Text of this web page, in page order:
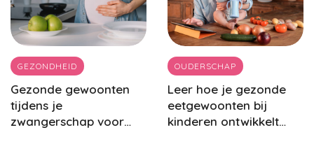
GEZONDHEID
Gezonde gewoonten
tijdens je
zwangerschap voor
OUDERSCHAP
Leer hoe je gezonde
eetgewoonten bij
kinderen ontwikkelt